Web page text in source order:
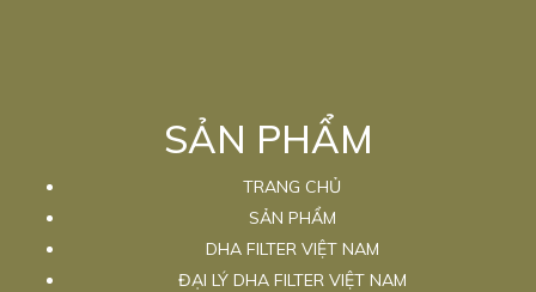
SẢN PHẨM
TRANG CHỦ
SẢN PHẨM
DHA FILTER VIỆT NAM
ĐẠI LÝ DHA FILTER VIỆT NAM